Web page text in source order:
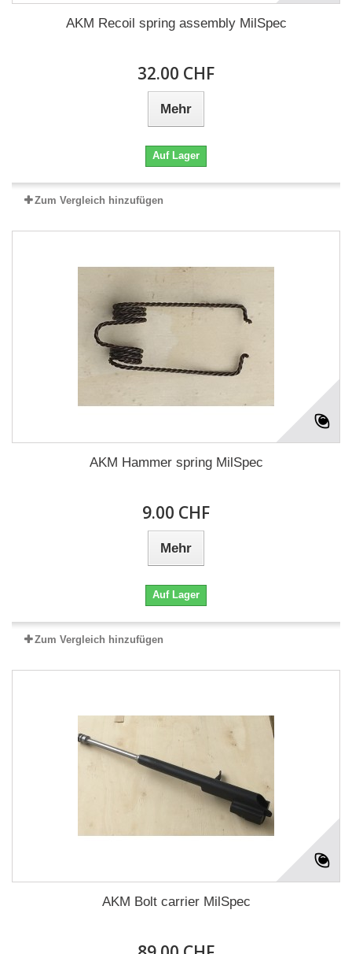
AKM Recoil spring assembly MilSpec
32.00 CHF
Mehr
Auf Lager
Zum Vergleich hinzufügen
AKM Hammer spring MilSpec
9.00 CHF
Mehr
Auf Lager
Zum Vergleich hinzufügen
AKM Bolt carrier MilSpec